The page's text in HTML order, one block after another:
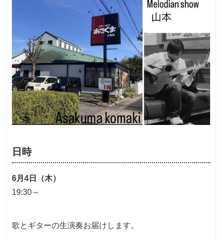
日時
6月4日（木）
19:30～
歌とギターの生演奏お届けします。